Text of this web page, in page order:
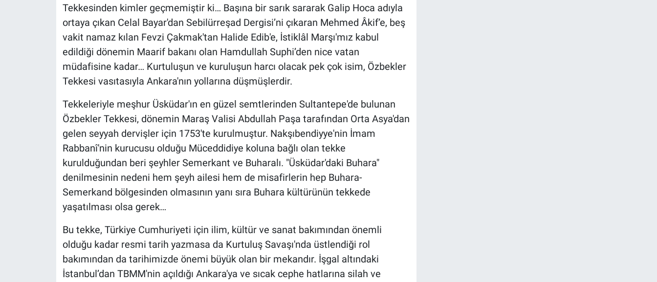
Tekkesinden kimler geçmemiştir ki… Başına bir sarık sararak Galip Hoca adıyla
ortaya çıkan Celal Bayar'dan Sebilürreşad Dergisi’ni çıkaran Mehmed Âkif’e, beş
vakit namaz kılan Fevzi Çakmak'tan Halide Edib'e, İstiklâl Marşı'mız kabul
edildiği dönemin Maarif bakanı olan Hamdullah Suphi’den nice vatan
müdafisine kadar… Kurtuluşun ve kuruluşun harcı olacak pek çok isim, Özbekler
Tekkesi vasıtasıyla Ankara'nın yollarına düşmüşlerdir.
Tekkeleriyle meşhur Üsküdar'ın en güzel semtlerinden Sultantepe'de bulunan
Özbekler Tekkesi, dönemin Maraş Valisi Abdullah Paşa tarafından Orta Asya'dan
gelen seyyah dervişler için 1753'te kurulmuştur. Nakşıbendiyye'nin İmam
Rabbanî'nin kurucusu olduğu Müceddidiye koluna bağlı olan tekke
kurulduğundan beri şeyhler Semerkant ve Buharalı. "Üsküdar'daki Buhara"
denilmesinin nedeni hem şeyh ailesi hem de misafirlerin hep Buhara-
Semerkand bölgesinden olmasının yanı sıra Buhara kültürünün tekkede
yaşatılması olsa gerek…
Bu tekke, Türkiye Cumhuriyeti için ilim, kültür ve sanat bakımından önemli
olduğu kadar resmi tarih yazmasa da Kurtuluş Savaşı'nda üstlendiği rol
bakımından da tarihimizde önemi büyük olan bir mekandır. İşgal altındaki
İstanbul’dan TBMM'nin açıldığı Ankara'ya ve sıcak cephe hatlarına silah ve